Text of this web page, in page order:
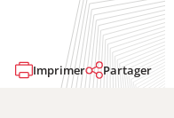
Imprimer Partager